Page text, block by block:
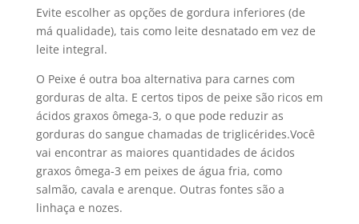
Evite escolher as opções de gordura inferiores (de
má qualidade), tais como leite desnatado em vez de
leite integral.
O Peixe é outra boa alternativa para carnes com
gorduras de alta. E certos tipos de peixe são ricos em
ácidos graxos ômega-3, o que pode reduzir as
gorduras do sangue chamadas de triglicérides.Você
vai encontrar as maiores quantidades de ácidos
graxos ômega-3 em peixes de água fria, como
salmão, cavala e arenque. Outras fontes são a
linhaça e nozes.